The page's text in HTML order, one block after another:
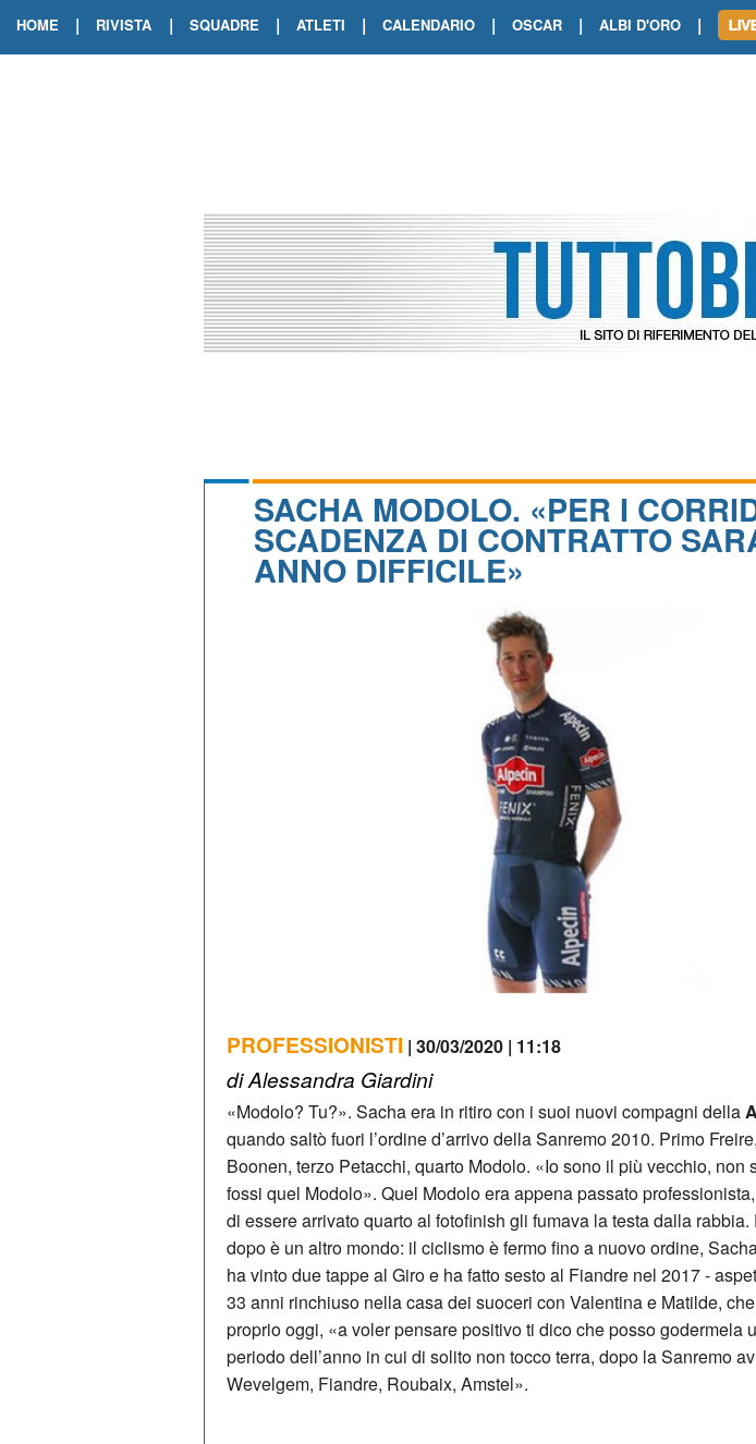
HOME | RIVISTA | SQUADRE | ATLETI | CALENDARIO | OSCAR | ALBI D'ORO |
SACHA MODOLO. «PER I
SCADENZA DI CONTRATTO
ANNO DIFFICILE»
PROFESSIONISTI | 30/03/2020 | 11:18
di Alessandra Giardini
«Modolo? Tu?». Sacha era in ritiro con i suoi nuovi compagni della
quando saltò fuori l’ordine d’arrivo della Sanremo 2010. Primo
Boonen, terzo Petacchi, quarto Modolo. «Io sono il più vecchio, non
fossi quel Modolo». Quel Modolo era appena passato
di essere arrivato quarto al fotofinish gli fumava la testa dalla
dopo è un altro mondo: il ciclismo è fermo fino a nuovo ordine,
ha vinto due tappe al Giro e ha fatto sesto al Fiandre nel 2017 -
33 anni rinchiuso nella casa dei suoceri con Valentina e Matilde,
proprio oggi, «a voler pensare positivo ti dico che posso godermela
periodo dell’anno in cui di solito non tocco terra, dopo la Sanremo
Wevelgem, Fiandre, Roubaix, Amstel».
#334